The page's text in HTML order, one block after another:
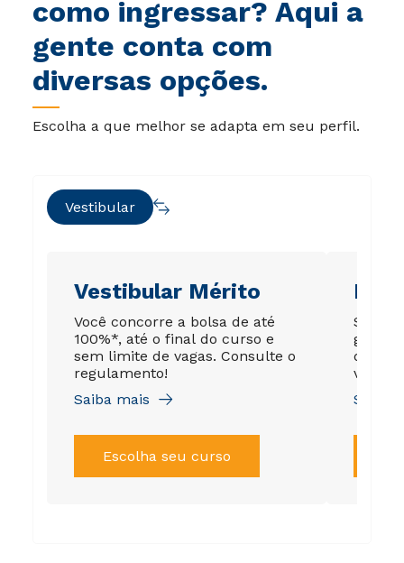
como ingressar? Aqui a
gente conta com
diversas opções.
Escolha a que melhor se adapta em seu perfil.
Vestibular
Vestibular Mérito
Você concorre a bolsa de até
100%*, até o final do curso e
sem limite de vagas. Consulte o
regulamento!
Saiba mais
Escolha seu curso
Sua
de até
válida
Saiba